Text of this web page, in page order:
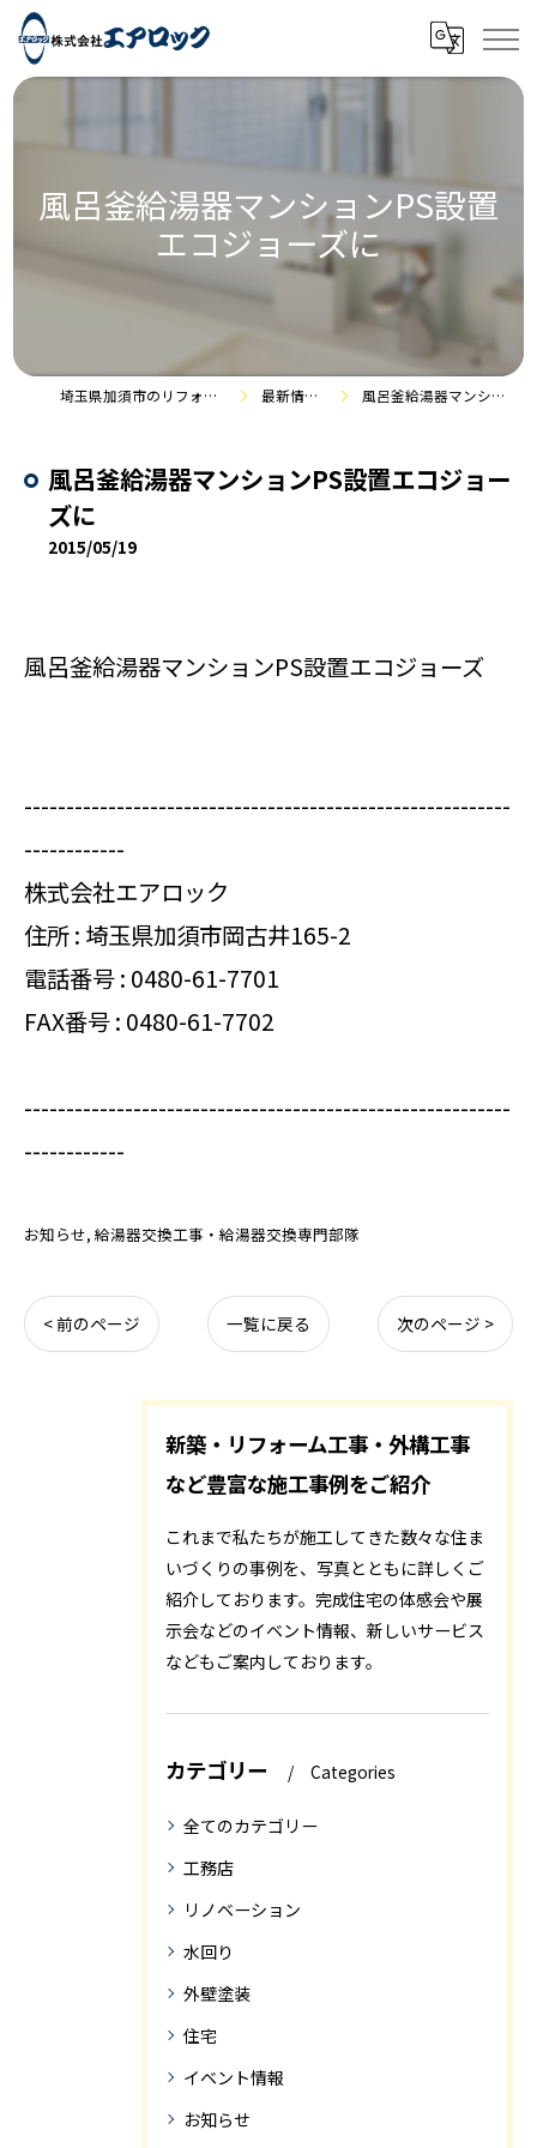
風呂釜給湯器マンションPS設置
エコジョーズに
埼玉県加須市のリフォームなら株式会社エアロック 最新情報・施工事例 風呂釜給湯器マンションPS設置エコジョーズに
風呂釜給湯器マンションPS設置エコジョー
ズに
2015/05/19
風呂釜給湯器マンションPS設置エコジョーズ
----------------------------------------------------------
------------
株式会社エアロック
住所 : 埼玉県加須市岡古井165-2
電話番号 : 0480-61-7701
FAX番号 : 0480-61-7702
----------------------------------------------------------
------------
お知らせ 給湯器交換工事・給湯器交換専門部隊
< 前のページ 一覧に戻る 次のページ >
新築・リフォーム工事・外構工事
など豊富な施工事例をご紹介
これまで私たちが施工してきた数々な住ま
いづくりの事例を、写真とともに詳しくご
紹介しております。完成住宅の体感会や展
示会などのイベント情報、新しいサービス
などもご案内しております。
カテゴリー Categories
全てのカテゴリー
工務店
リノベーション
水回り
外壁塗装
住宅
イベント情報
お知らせ